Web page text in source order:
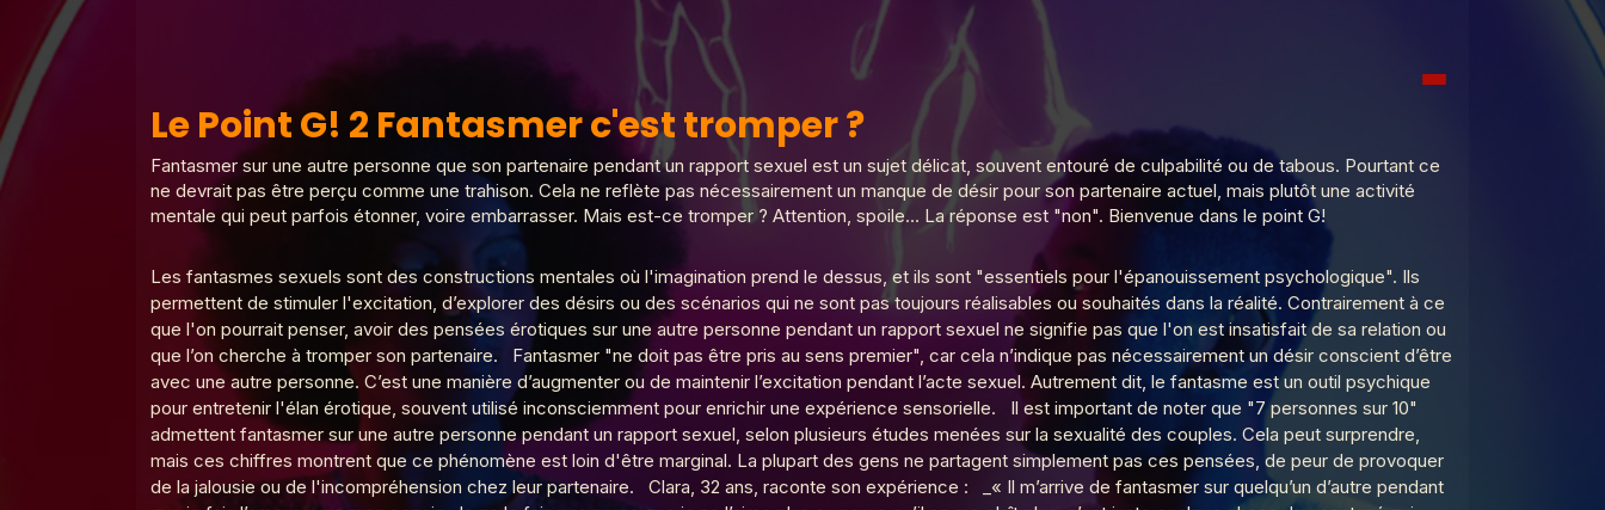
Le Poing G Le Point G! 2 Un homme, deux femmes
Le Point G! 2 Fantasme homos
Le Poing G Le point G! 2 Plaisirs multiples
Le Poing G Le Point G! 2 Pendant le sommeil
Le Point G! 2 Fantasmer c'est tromper ?
Fantasmer sur une autre personne que son partenaire pendant un rapport sexuel est un sujet délicat, souvent entouré de culpabilité ou de tabous. Pourtant ce
ne devrait pas être perçu comme une trahison. Cela ne reflète pas nécessairement un manque de désir pour son partenaire actuel, mais plutôt une activité
mentale qui peut parfois étonner, voire embarrasser. Mais est-ce tromper ? Attention, spoile… La réponse est "non". Bienvenue dans le point G!
Les fantasmes sexuels sont des constructions mentales où l'imagination prend le dessus, et ils sont "essentiels pour l'épanouissement psychologique". Ils
permettent de stimuler l'excitation, d’explorer des désirs ou des scénarios qui ne sont pas toujours réalisables ou souhaités dans la réalité. Contrairement à ce
que l'on pourrait penser, avoir des pensées érotiques sur une autre personne pendant un rapport sexuel ne signifie pas que l'on est insatisfait de sa relation ou
que l’on cherche à tromper son partenaire. Fantasmer "ne doit pas être pris au sens premier", car cela n’indique pas nécessairement un désir conscient d’être
avec une autre personne. C’est une manière d’augmenter ou de maintenir l’excitation pendant l’acte sexuel. Autrement dit, le fantasme est un outil psychique
pour entretenir l'élan érotique, souvent utilisé inconsciemment pour enrichir une expérience sensorielle. Il est important de noter que "7 personnes sur 10"
admettent fantasmer sur une autre personne pendant un rapport sexuel, selon plusieurs études menées sur la sexualité des couples. Cela peut surprendre,
mais ces chiffres montrent que ce phénomène est loin d'être marginal. La plupart des gens ne partagent simplement pas ces pensées, de peur de provoquer
de la jalousie ou de l'incompréhension chez leur partenaire. Clara, 32 ans, raconte son expérience : _« Il m’arrive de fantasmer sur quelqu’un d’autre pendant